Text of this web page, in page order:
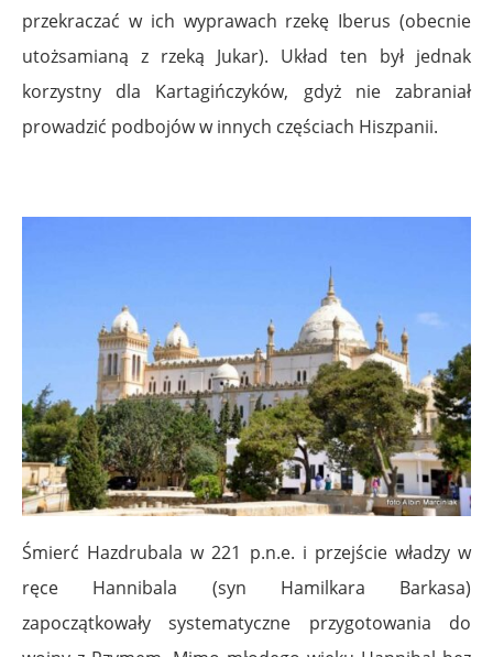
przekraczać w ich wyprawach rzekę Iberus (obecnie
utożsamianą z rzeką Jukar). Układ ten był jednak
korzystny dla Kartagińczyków, gdyż nie zabraniał
prowadzić podbojów w innych częściach Hiszpanii.
Śmierć Hazdrubala w 221 p.n.e. i przejście władzy w
ręce Hannibala (syn Hamilkara Barkasa)
zapoczątkowały systematyczne przygotowania do